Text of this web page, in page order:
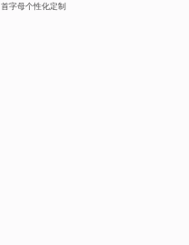
首字母个性化定制